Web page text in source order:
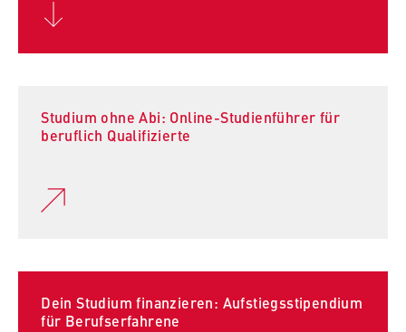
Studium ohne Abi: Online-Studienführer für
beruflich Qualifizierte
Dein Studium finanzieren: Aufstiegsstipendium
für Berufserfahrene